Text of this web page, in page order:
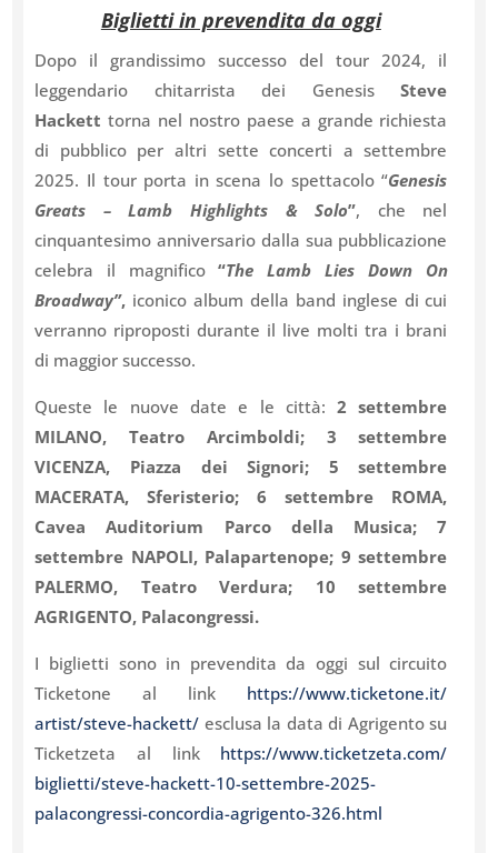
Biglietti in prevendita da oggi
Dopo il grandissimo successo del tour 2024, il
leggendario chitarrista dei GenesisSteve
Hackett torna nel nostro paese a grande richiesta
di pubblico per altri sette concerti a settembre
2025. Il tour porta in scena lo spettacolo “Genesis
Greats – Lamb Highlights & Solo”, che nel
cinquantesimo anniversario dalla sua pubblicazione
celebra il magnifico“TheLamb Lies Down On
Broadway”, iconico album della band inglese di cui
verranno riproposti durante il live molti tra i brani
di maggior successo.
Queste le nuove date e le città:2 settembre
MILANO, Teatro Arcimboldi; 3 settembre
VICENZA, Piazza dei Signori; 5 settembre
MACERATA, Sferisterio; 6 settembre ROMA,
Cavea Auditorium Parco della Musica; 7
settembre NAPOLI, Palapartenope; 9 settembre
PALERMO, Teatro Verdura; 10 settembre
AGRIGENTO, Palacongressi.
I biglietti sono in prevendita da oggi sul circuito
Ticketone al link https://www.ticketone.it/
artist/steve-hackett/ esclusa la data di Agrigento su
Ticketzeta al link https://www.ticketzeta.com/
biglietti/steve-hackett-10-settembre-2025-
palacongressi-concordia-agrigento-326.html